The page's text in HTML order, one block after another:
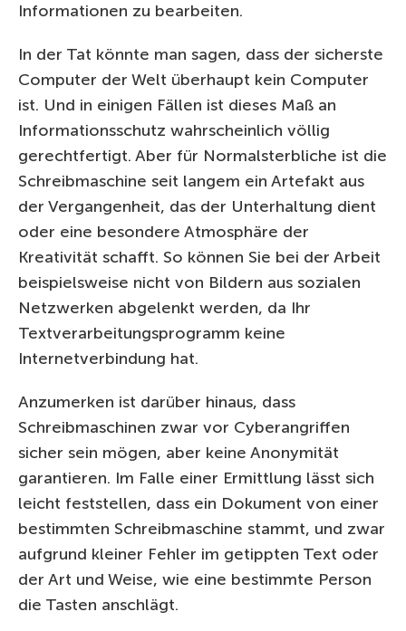
Informationen zu bearbeiten.
In der Tat könnte man sagen, dass der sicherste
Computer der Welt überhaupt kein Computer
ist. Und in einigen Fällen ist dieses Maß an
Informationsschutz wahrscheinlich völlig
gerechtfertigt. Aber für Normalsterbliche ist die
Schreibmaschine seit langem ein Artefakt aus
der Vergangenheit, das der Unterhaltung dient
oder eine besondere Atmosphäre der
Kreativität schafft. So können Sie bei der Arbeit
beispielsweise nicht von Bildern aus sozialen
Netzwerken abgelenkt werden, da Ihr
Textverarbeitungsprogramm keine
Internetverbindung hat.
Anzumerken ist darüber hinaus, dass
Schreibmaschinen zwar vor Cyberangriffen
sicher sein mögen, aber keine Anonymität
garantieren. Im Falle einer Ermittlung lässt sich
leicht feststellen, dass ein Dokument von einer
bestimmten Schreibmaschine stammt, und zwar
aufgrund kleiner Fehler im getippten Text oder
der Art und Weise, wie eine bestimmte Person
die Tasten anschlägt.